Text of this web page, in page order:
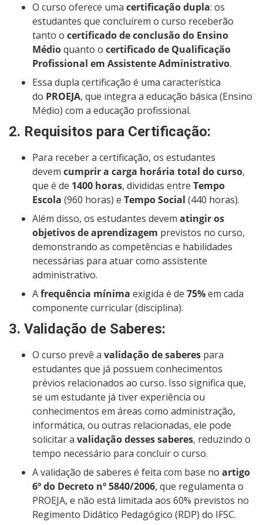
O curso oferece uma certificação dupla: os
estudantes que concluírem o curso receberão
tanto o certificado de conclusão do Ensino
Médioquanto o certificado de Qualificação
Profissional em Assistente Administrativo.
Essa dupla certificação é uma característica
do PROEJA, que integra a educação básica (Ensino
Médio) com a educação profissional.
2. Requisitos para Certificação:
Para receber a certificação, os estudantes
devem cumprir a carga horária total do curso,
que é de 1400 horas, divididas entre Tempo
Escola (960 horas) e Tempo Social (440 horas).
Além disso, os estudantes devem atingir os
objetivos de aprendizagem previstos no curso,
demonstrando as competências e habilidades
necessárias para atuar como assistente
administrativo.
Afrequência mínima exigida é de 75%em cada
componente curricular (disciplina).
3. Validação de Saberes:
O curso prevê a validação de saberes para
estudantes que já possuem conhecimentos
prévios relacionados ao curso. Isso significa que,
se um estudante já tiver experiência ou
conhecimentos em áreas como administração,
informática, ou outras relacionadas, ele pode
solicitar a validação desses saberes, reduzindo o
tempo necessário para concluir o curso.
A validação de saberes é feita com base no artigo
6º do Decreto nº 5840/2006, que regulamenta o
PROEJA, e não está limitada aos 60% previstos no
Regimento Didático Pedagógico (RDP) do IFSC.